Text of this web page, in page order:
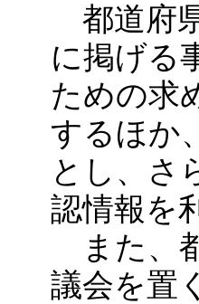
都道府
に掲げる
ための求
するほか
とし、さ
認情報を
また、
議会を置